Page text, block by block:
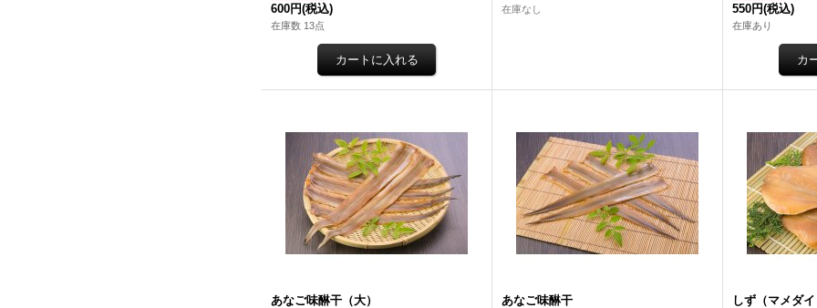
600円(税込)
在庫数 13点
在庫なし 550円(税込)
在庫あり
あなご味醂干（大）
あなご味醂干 しず（マメダ